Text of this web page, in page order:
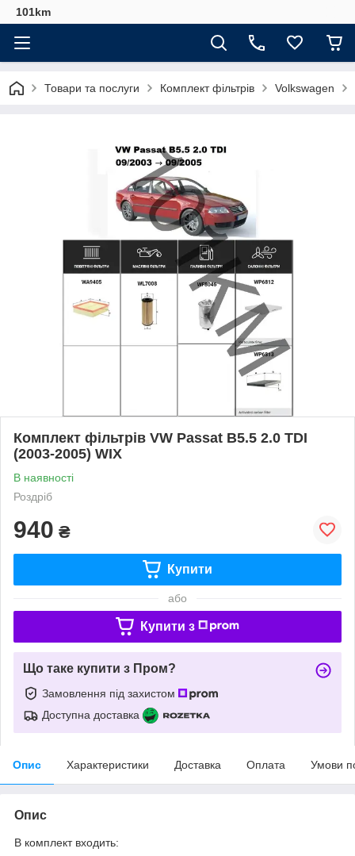
101km
Товари та послуги Комплект фільтрів Volkswagen
Комплект фільтрів VW Passat B5.5 2.0 TDI
(2003-2005) WIX
В наявності
Роздріб
940 ₴
Купити
або
Купити з
Що таке купити з Пром?
Замовлення під захистом
Доступна доставка
Опис Характеристики Доставка Оплата Умови
Опис
В комплект входить: